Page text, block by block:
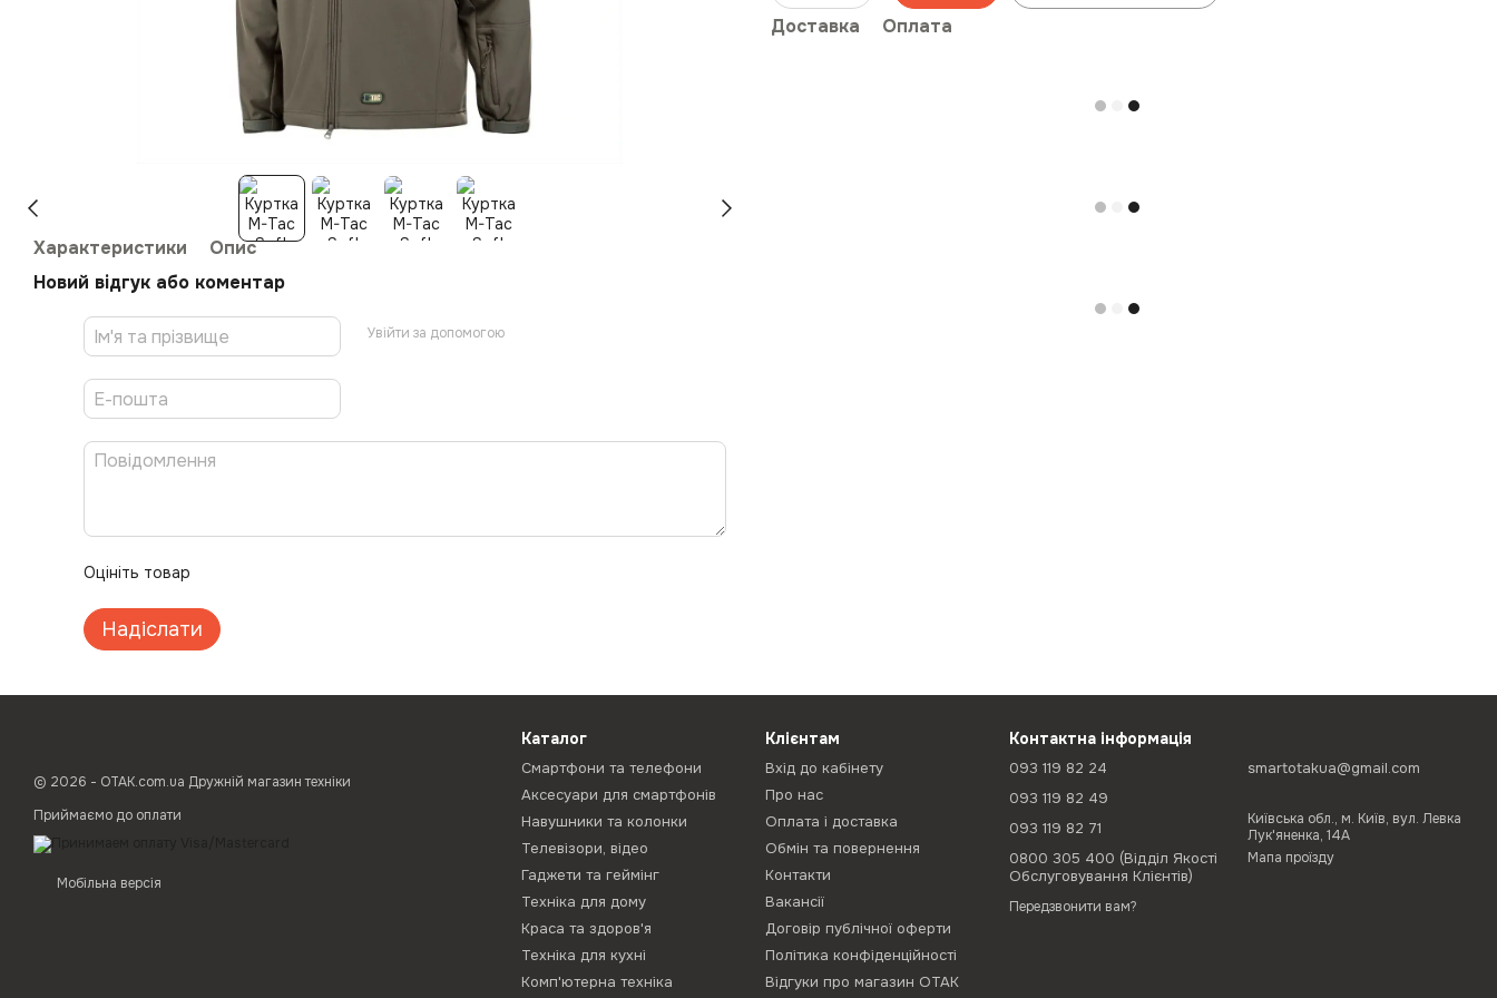
Характеристики
Опис
Новий відгук або коментар
Увійти за допомогою
Оцініть товар
Надіслати
Доставка Оплата
© 2026 - ОТАК.com.ua Дружній магазин техніки
Приймаємо до оплати
Мобільна версія
Каталог
Смартфони та телефони
Аксесуари для смартфонів
Навушники та колонки
Телевізори, відео
Гаджети та геймінг
Техніка для дому
Краса та здоров'я
Техніка для кухні
Комп'ютерна техніка
Клієнтам
Вхід до кабінету
Про нас
Оплата і доставка
Обмін та повернення
Контакти
Вакансії
Договір публічної оферти
Політика конфіденційності
Відгуки про магазин ОТАК
Контактна інформація
093 119 82 24
093 119 82 49
093 119 82 71
0800 305 400 (Відділ Якості
Обслуговування Клієнтів)
Передзвонити вам?
smartotakua@gmail.com
Київська обл., м. Київ, вул. Левка
Лук'яненка, 14А
Мапа проїзду